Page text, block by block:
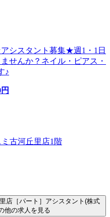
シスタント募集★週1・1日
せんか？ネイル・ピアス・
♪
円
古河丘里店1階
店［パート］アシスタント(株式
他の求人を見る